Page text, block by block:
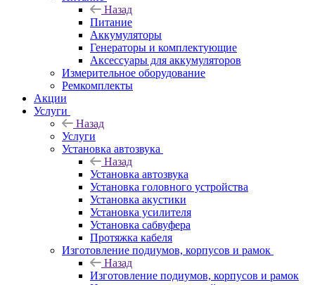
Назад
Питание
Аккумуляторы
Генераторы и комплектующие
Аксессуары для аккумуляторов
Измерительное оборудование
Ремкомплекты
Акции
Услуги
Назад
Услуги
Установка автозвука
Назад
Установка автозвука
Установка головного устройства
Установка акустики
Установка усилителя
Установка сабвуфера
Протяжка кабеля
Изготовление подиумов, корпусов и рамок
Назад
Изготовление подиумов, корпусов и рамок